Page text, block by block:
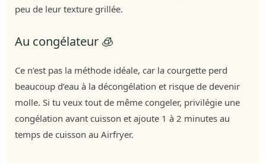
peu de leur texture grillée.
Au congélateur 🧊
Ce n’est pas la méthode idéale, car la courgette perd
beaucoup d’eau à la décongélation et risque de devenir
molle. Si tu veux tout de même congeler, privilégie une
congélation avant cuisson et ajoute 1 à 2 minutes au
temps de cuisson au Airfryer.